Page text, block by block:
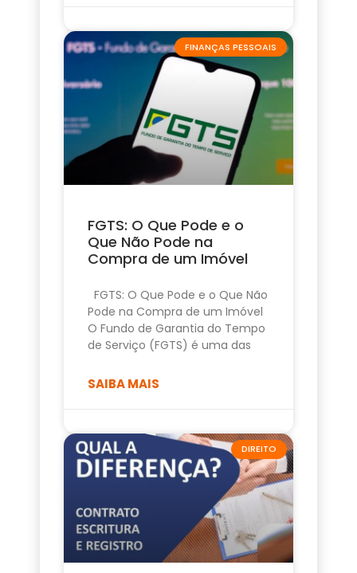
FINANÇAS PESSOAIS
FGTS: O Que Pode e o
Que Não Pode na
Compra de um Imóvel
FGTS: O Que Pode e o Que Não
Pode na Compra de um Imóvel
O Fundo de Garantia do Tempo
de Serviço (FGTS) é uma das
SAIBA MAIS
DIREITO